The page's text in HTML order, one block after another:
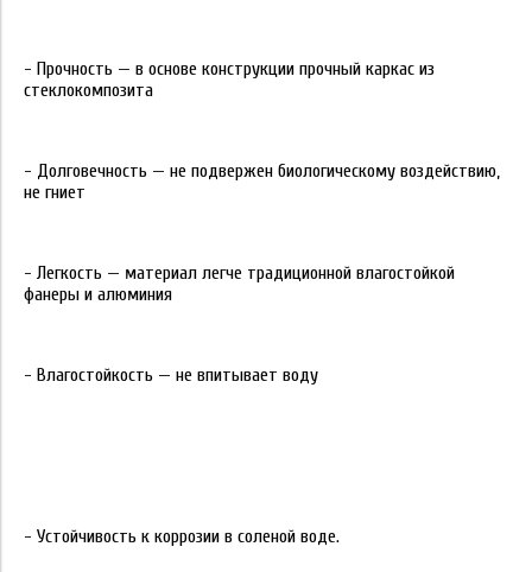
- Прочность — в основе конструкции прочный каркас из
стеклокомпозита
- Долговечность — не подвержен биологическому воздействию,
не гниет
- Легкость — материал легче традиционной влагостойкой
фанеры и алюминия
- Влагостойкость — не впитывает воду
- Устойчивость к коррозии в соленой воде.